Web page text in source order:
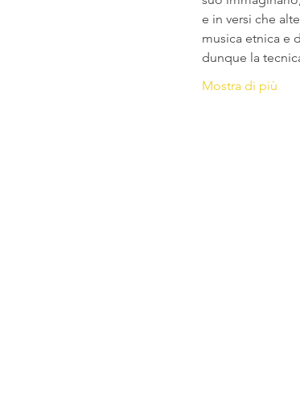
e in versi che
musica etnica e
dunque la
Mostra di più